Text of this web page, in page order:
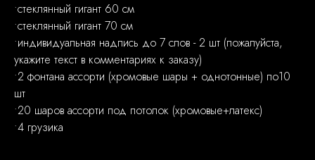
•стеклянный гигант 60 см
•стеклянный гигант 70 см
•индивидуальная надпись до 7 слов - 2 шт (пожалуйста,
укажите текст в комментариях к заказу)
•2 фонтана ассорти (хромовые шары + однотонные) по10
шт
•20 шаров ассорти под потолок (хромовые+латекс)
•4 грузика